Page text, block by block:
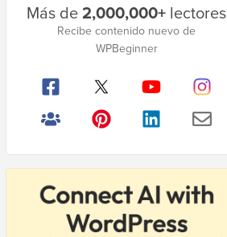
lateral
Más de2,000,000+ lectores
Recibe contenido nuevo de
WPBeginner